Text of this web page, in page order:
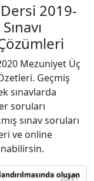
2019-
Mezuniyet Üç
Geçmiş
sınavlarda
soruları
sınav soruları
ve online